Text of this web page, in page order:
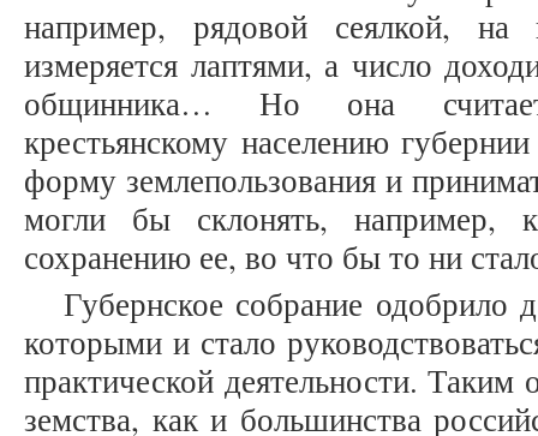
например, рядовой сеялкой,
измеряется лаптями, а число
общинника… Но она
крестьянскому населению
форму землепользования и
могли бы склонять,
сохранению ее, во что бы то ни
Губернское собрание одобрило
которыми и стало
практической деятельности. Таким
земства, как и большинства